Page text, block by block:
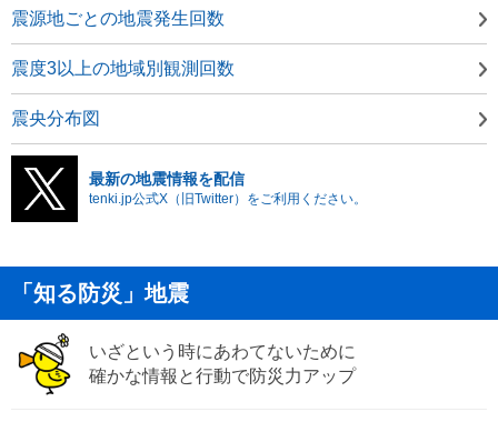
震源地ごとの地震発生回数
震度3以上の地域別観測回数
震央分布図
最新の地震情報を配信
tenki.jp公式X（旧Twitter）をご利用ください。
「知る防災」地震
いざという時にあわてないために
確かな情報と行動で防災力アップ